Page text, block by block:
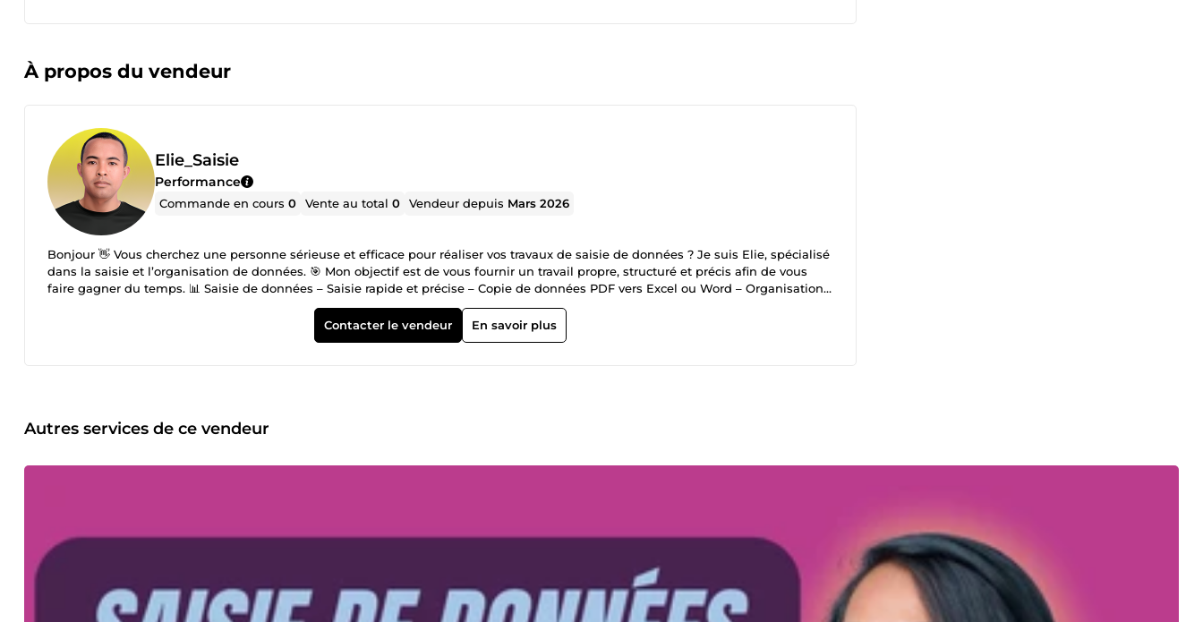
À propos du vendeur
Elie_Saisie
Performance
Commande en cours0 Vente au total0 Vendeur depuis Mars 2026
Bonjour 👋 Vous cherchez une personne sérieuse et efficace pour réaliser vos travaux de saisie de données ? Je suis Elie, spécialisé
dans la saisie et l’organisation de données. 🎯 Mon objectif est de vous fournir un travail propre, structuré et précis afin de vous
faire gagner du temps. 📊 Saisie de données – Saisie rapide et précise – Copie de données PDF vers Excel ou Word – Organisation
et classement de données – Mise en forme de tableaux – Automatisation de tâche avec VBA – Recherche et collecte d’informations
Je veille à ce que chaque information soit correctement saisie et organisée. 🚀 Pourquoi travailler avec moi ? ✔ Travail précis ✔
Respect des délais ✔ Sérieux et rigoureux ✔ Communication rapide ✔ Satisfaction client prioritaire 💰 Offre de base : 10€ Pour 10€,
Contacter le vendeur En savoir plus
Autres services de ce vendeur